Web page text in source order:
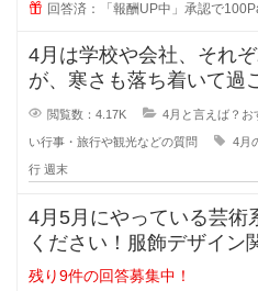
回答済：「報酬UP中」承認で
4月は学校や会社、それ
が、寒さも落ち着いて過
よね！そこで私は、週末
閲覧数：4.17K 4月と言えば？お
い行事・旅行や観光などの質問 4月
行 週末
4月5月にやっている芸術
ください！服飾デザイン
が、新しいデザインのイ
残り9件の回答募集中！